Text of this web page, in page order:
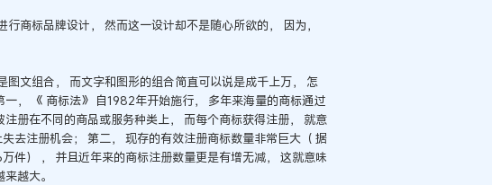
商标品牌设计， 然而这一设计却不是随心所欲的， 因为，
文组合， 而文字和图形的组合简直可以说是成千上万， 怎
， 《 商标法》 自1982年开始施行， 多年来海量的商标通过
册在不同的商品或服务种类上， 而每个商标获得注册， 就意
去注册机会； 第二， 现存的有效注册商标数量非常巨大（ 据
件） ， 并且近年来的商标注册数量更是有增无减， 这就意味
越大。